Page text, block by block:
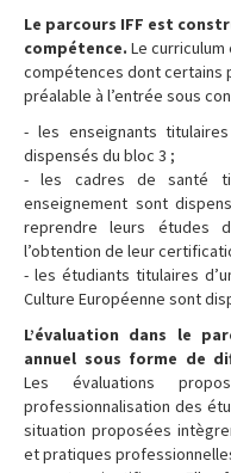
Le parcours IFF est
compétence. Le
compétences dont certains
préalable à l’entrée sous
- les enseignants titulaires
dispensés du bloc 3 ;
- les cadres de santé
enseignement sont
reprendre leurs études
l’obtention de leur
- les étudiants titulaires
Culture Européenne sont
L’évaluation dans le
annuel sous forme de
Les évaluations
professionnalisation des
situation proposées
et pratiques